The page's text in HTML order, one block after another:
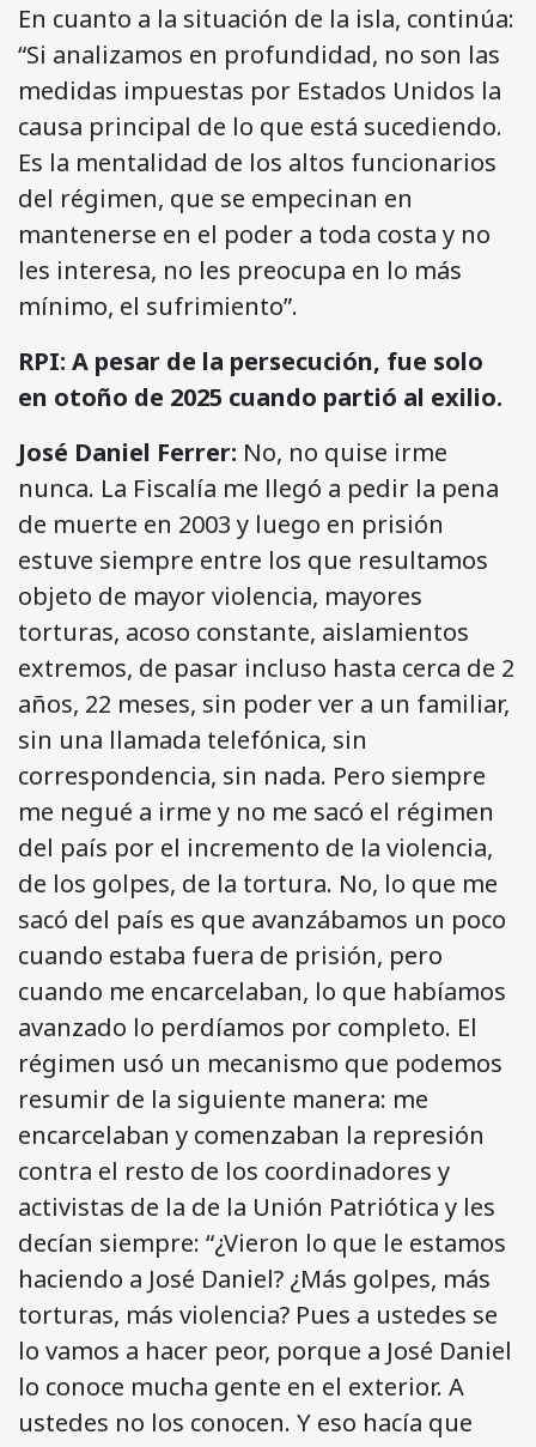
En cuanto a la situación de la isla, continúa:
“Si analizamos en profundidad, no son las
medidas impuestas por Estados Unidos la
causa principal de lo que está sucediendo.
Es la mentalidad de los altos funcionarios
del régimen, que se empecinan en
mantenerse en el poder a toda costa y no
les interesa, no les preocupa en lo más
mínimo, el sufrimiento”.
RPI: A pesar de la persecución, fue solo
en otoño de 2025 cuando partió al exilio.
José Daniel Ferrer: No, no quise irme
nunca. La Fiscalía me llegó a pedir la pena
de muerte en 2003 y luego en prisión
estuve siempre entre los que resultamos
objeto de mayor violencia, mayores
torturas, acoso constante, aislamientos
extremos, de pasar incluso hasta cerca de 2
años, 22 meses, sin poder ver a un familiar,
sin una llamada telefónica, sin
correspondencia, sin nada. Pero siempre
me negué a irme y no me sacó el régimen
del país por el incremento de la violencia,
de los golpes, de la tortura. No, lo que me
sacó del país es que avanzábamos un poco
cuando estaba fuera de prisión, pero
cuando me encarcelaban, lo que habíamos
avanzado lo perdíamos por completo. El
régimen usó un mecanismo que podemos
resumir de la siguiente manera: me
encarcelaban y comenzaban la represión
contra el resto de los coordinadores y
activistas de la de la Unión Patriótica y les
decían siempre: “¿Vieron lo que le estamos
haciendo a José Daniel? ¿Más golpes, más
torturas, más violencia? Pues a ustedes se
lo vamos a hacer peor, porque a José Daniel
lo conoce mucha gente en el exterior. A
ustedes no los conocen. Y eso hacía que